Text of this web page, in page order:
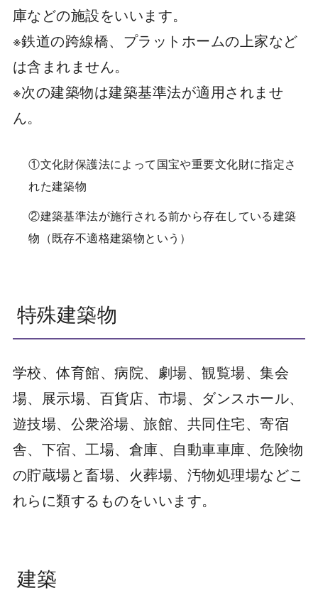
庫などの施設をいいます。
※鉄道の跨線橋、プラットホームの上家など
は含まれません。
※次の建築物は建築基準法が適用されませ
ん。
①文化財保護法によって国宝や重要文化財に指定さ
れた建築物
②建築基準法が施行される前から存在している建築
物（既存不適格建築物という）
特殊建築物
学校、体育館、病院、劇場、観覧場、集会
場、展示場、百貨店、市場、ダンスホール、
遊技場、公衆浴場、旅館、共同住宅、寄宿
舎、下宿、工場、倉庫、自動車車庫、危険物
の貯蔵場と畜場、火葬場、汚物処理場などこ
れらに類するものをいいます。
建築